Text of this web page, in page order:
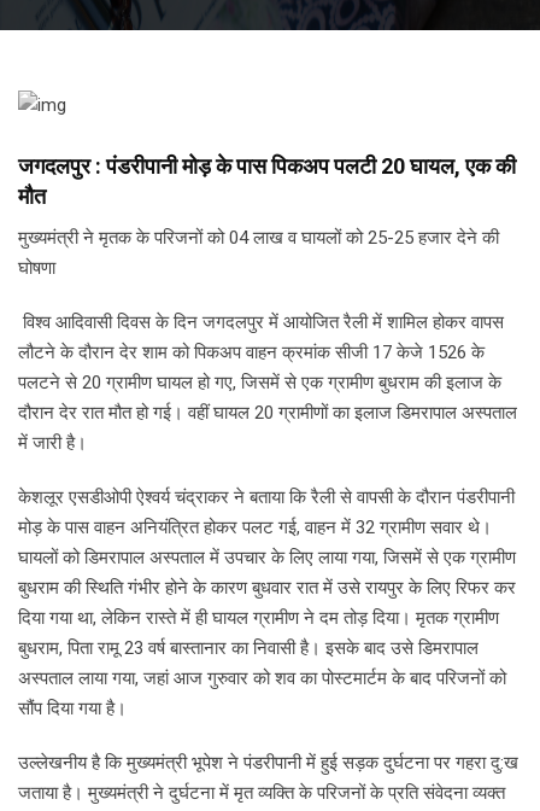
जगदलपुर : पंडरीपानी मोड़ के पास पिकअप पलटी 20 घायल, एक की
मौत
मुख्यमंत्री ने मृतक के परिजनों को 04 लाख व घायलों को 25-25 हजार देने की
घोषणा
विश्व आदिवासी दिवस के दिन जगदलपुर में आयोजित रैली में शामिल होकर वापस
लौटने के दौरान देर शाम को पिकअप वाहन क्रमांक सीजी 17 केजे 1526 के
पलटने से 20 ग्रामीण घायल हो गए, जिसमें से एक ग्रामीण बुधराम की इलाज के
दौरान देर रात मौत हो गई। वहीं घायल 20 ग्रामीणों का इलाज डिमरापाल अस्पताल
में जारी है।
केशलूर एसडीओपी ऐश्वर्य चंद्राकर ने बताया कि रैली से वापसी के दौरान पंडरीपानी
मोड़ के पास वाहन अनियंत्रित होकर पलट गई, वाहन में 32 ग्रामीण सवार थे।
घायलों को डिमरापाल अस्पताल में उपचार के लिए लाया गया, जिसमें से एक ग्रामीण
बुधराम की स्थिति गंभीर होने के कारण बुधवार रात में उसे रायपुर के लिए रिफर कर
दिया गया था, लेकिन रास्ते में ही घायल ग्रामीण ने दम तोड़ दिया। मृतक ग्रामीण
बुधराम, पिता रामू 23 वर्ष बास्तानार का निवासी है। इसके बाद उसे डिमरापाल
अस्पताल लाया गया, जहां आज गुरुवार को शव का पोस्टमार्टम के बाद परिजनों को
सौंप दिया गया है।
उल्लेखनीय है कि मुख्यमंत्री भूपेश ने पंडरीपानी में हुई सड़क दुर्घटना पर गहरा दु:ख
जताया है। मुख्यमंत्री ने दुर्घटना में मृत व्यक्ति के परिजनों के प्रति संवेदना व्यक्त